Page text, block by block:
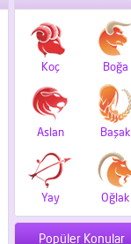
Koç Boğa
Aslan Başak
Yay Oğlak
Popüler Konular